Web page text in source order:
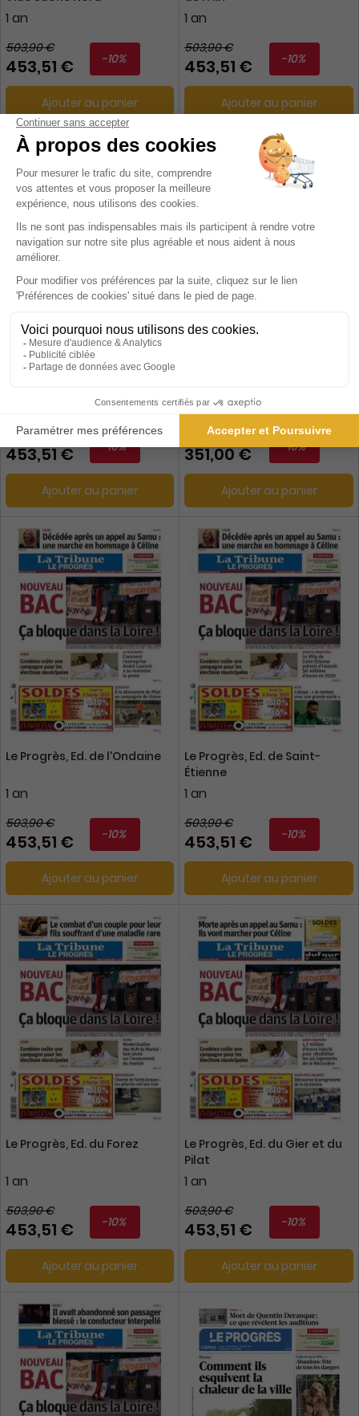
1 an
503,90 €
453,51 € -10%
Ajouter au panier
1 an
503,90 €
453,51 € -10%
Ajouter au panier
Le Progrès, Ed. de Dole et
503,90 €
453,51 € -10%
Ajouter au panier
1 an
390 €
351,00 € -10%
Ajouter au panier
Le Progrès, Ed. de l'Ondaine
1 an
503,90 €
453,51 € -10%
Ajouter au panier
Le Progrès, Ed. de Saint-
Étienne
1 an
503,90 €
453,51 € -10%
Ajouter au panier
Le Progrès, Ed. du Forez
1 an
503,90 €
453,51 € -10%
Ajouter au panier
Le Progrès, Ed. du Gier et du
Pilat
1 an
503,90 €
453,51 € -10%
Ajouter au panier